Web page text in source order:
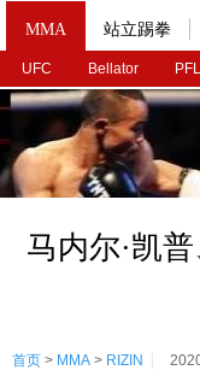
MMA
UFC Bellator PFL
站立踢拳
马内尔·凯
首页 > MMA > RIZIN